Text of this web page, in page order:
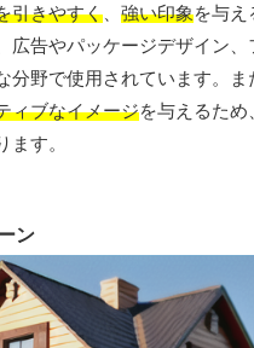
引きやすく 強い印象を与え
広告やパッケージデザイン、
分野で使用されています。ま
ィブなイメージを与えるため
ます。
ン